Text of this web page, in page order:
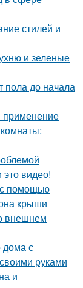
стилей и
и зеленые
пола до начала
применение
видео!
помощью
крыши
внешнем
дома с
руками
и